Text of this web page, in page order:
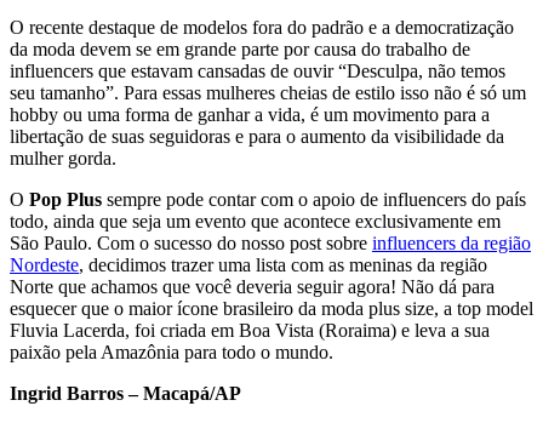
O recente destaque de modelos fora do padrão e a democratização
da moda devem se em grande parte por causa do trabalho de
influencers que estavam cansadas de ouvir “Desculpa, não temos
seu tamanho”. Para essas mulheres cheias de estilo isso não é só um
hobby ou uma forma de ganhar a vida, é um movimento para a
libertação de suas seguidoras e para o aumento da visibilidade da
mulher gorda.
O Pop Plus sempre pode contar com o apoio de influencers do país
todo, ainda que seja um evento que acontece exclusivamente em
São Paulo. Com o sucesso do nosso post sobre influencers da região
Nordeste, decidimos trazer uma lista com as meninas da região
Norte que achamos que você deveria seguir agora! Não dá para
esquecer que o maior ícone brasileiro da moda plus size, a top model
Fluvia Lacerda, foi criada em Boa Vista (Roraima) e leva a sua
paixão pela Amazônia para todo o mundo.
Ingrid Barros – Macapá/AP